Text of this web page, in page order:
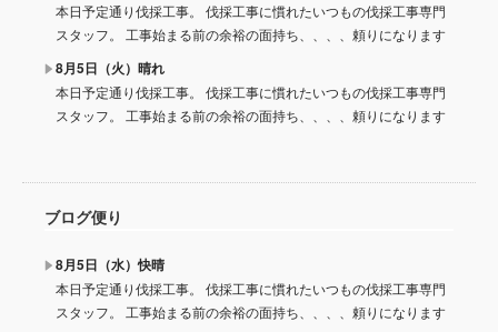
本日予定通り伐採工事。 伐採工事に慣れたいつもの伐採工事専門
スタッフ。 工事始まる前の余裕の面持ち、、、、頼りになります
8月5日（火）晴れ
本日予定通り伐採工事。 伐採工事に慣れたいつもの伐採工事専門
スタッフ。 工事始まる前の余裕の面持ち、、、、頼りになります
ブログ便り
8月5日（水）快晴
本日予定通り伐採工事。 伐採工事に慣れたいつもの伐採工事専門
スタッフ。 工事始まる前の余裕の面持ち、、、、頼りになります